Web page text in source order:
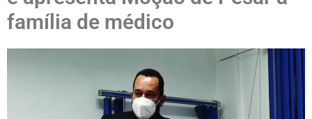
família de médico